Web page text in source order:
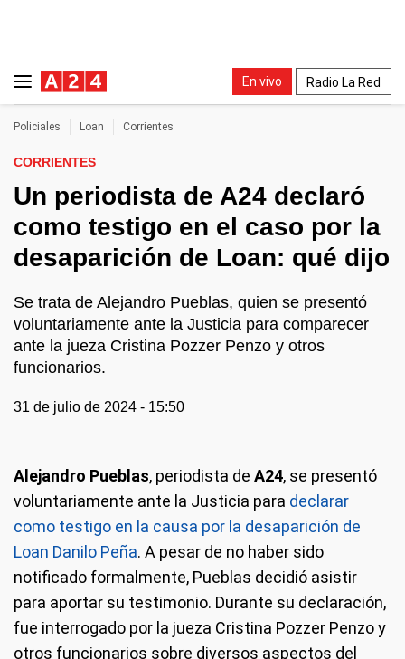
En vivo Radio La Red
Policiales Loan Corrientes
CORRIENTES
Un periodista de A24 declaró
como testigo en el caso por la
desaparición de Loan: qué dijo
Se trata de Alejandro Pueblas, quien se presentó
voluntariamente ante la Justicia para comparecer
ante la jueza Cristina Pozzer Penzo y otros
funcionarios.
31 de julio de 2024 - 15:50
Alejandro Pueblas, periodista de A24, se presentó
voluntariamente ante la Justicia para declarar
como testigo en la causa por la desaparición de
Loan Danilo Peña. A pesar de no haber sido
notificado formalmente, Pueblas decidió asistir
para aportar su testimonio. Durante su declaración,
fue interrogado por la jueza Cristina Pozzer Penzo y
otros funcionarios sobre diversos aspectos del